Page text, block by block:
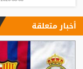
أخبار متعلقة